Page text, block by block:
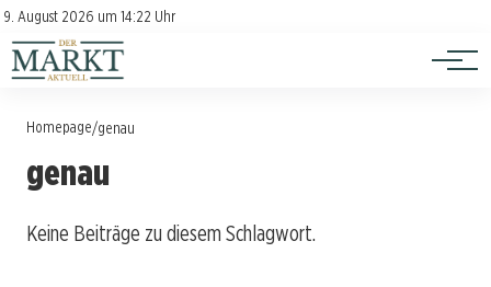
9. August 2026 um 14:22 Uhr
Kontakt
Impressum
Investition
Verbraucherschutz
Homepage/genau
genau
Keine Beiträge zu diesem Schlagwort.